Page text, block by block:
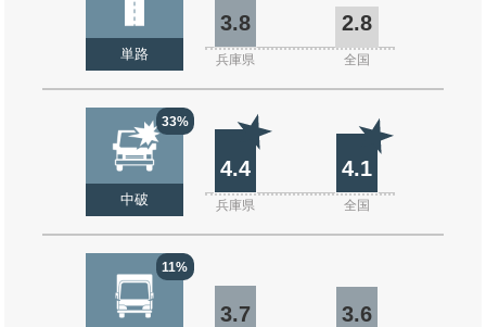
単路
3.8 2.8
兵庫県 全国
33%
中破
4.4 4.1
兵庫県 全国
11%
3.7 3.6